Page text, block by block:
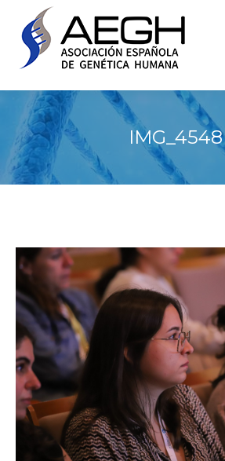
IMG_4548